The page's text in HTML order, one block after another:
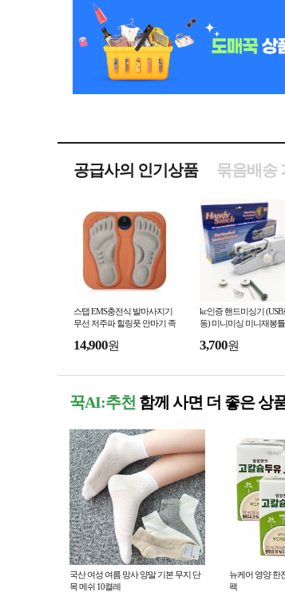
공급사의 인기상품 묶음배송
스탭 EMS충전식 발마사지기
무선 저주파 힐링풋 안마기 족
14,900원
kc인증 핸드미싱기 (USB
동) 미니미싱 미니재봉
3,700원
꾹AI:추천 함께 사면 더 좋은 상
국산 여성 여름 망사 양말 기본 무지 단
목 메쉬 10켤레
뉴케어 영양 한
팩